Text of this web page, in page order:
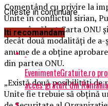
Comentând cu privire la
Unite în conflictul sirian,
care a încălcat Carta ONU
decât două modalități de
anume de a obține
din partea ONU.
„Există două posibilități de
Unite fie trebuie să obțină
Citeste in continuare
Iti recomandam
EvenimenteGratuite.ro
acces gratuit din România